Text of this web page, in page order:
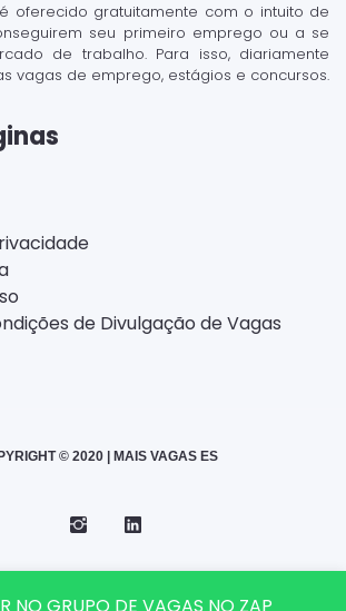
oferecido gratuitamente com o intuito de
seu primeiro emprego ou a se
de trabalho. Para isso, diariamente
vagas de emprego, estágios e concursos.
de Divulgação de Vagas
© 2020 | MAIS VAGAS ES
Instagram
Telegram
LinkedIn